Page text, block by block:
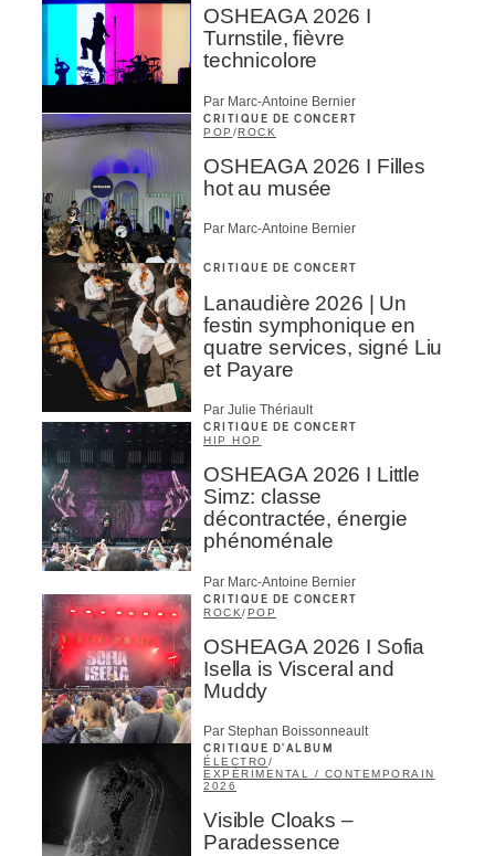
OSHEAGA 2026 I
Turnstile, fièvre
technicolore
Par Marc-Antoine Bernier
CRITIQUE DE CONCERT
POP /ROCK
OSHEAGA 2026 I Filles
hot au musée
Par Marc-Antoine Bernier
CRITIQUE DE CONCERT
Lanaudière 2026 | Un
festin symphonique en
quatre services, signé Liu
et Payare
Par Julie Thériault
CRITIQUE DE CONCERT
HIP HOP
OSHEAGA 2026 I Little
Simz: classe
décontractée, énergie
phénoménale
Par Marc-Antoine Bernier
CRITIQUE DE CONCERT
ROCK/POP
OSHEAGA 2026 I Sofia
Isella is Visceral and
Muddy
Par Stephan Boissonneault
CRITIQUE D'ALBUM
ÉLECTRO/
EXPÉRIMENTAL / CONTEMPORAIN
2026
Visible Cloaks –
Paradessence